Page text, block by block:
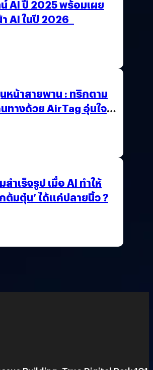
AI ปี 2025 พร้อมเผย
AI ในปี 2026
น้าสายพาน : ทริกตาม
นทางด้วย AirTag อุ่นใจ
ำเร็จรูป เมื่อ AI ทำให้
ต้มตุ๋น’ ได้แค่ปลายนิ้ว ?